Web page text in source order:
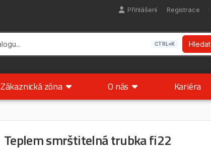
Přihlášení Registrace
CTRL+K Hledat
Zákaznická zóna O nás Kariéra
Teplem smrštitelná trubka fi22